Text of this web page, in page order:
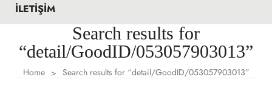
İLETIŞIM
Search results for
“detail/GoodID/053057903013”
Home > Search results for “detail/GoodID/053057903013”